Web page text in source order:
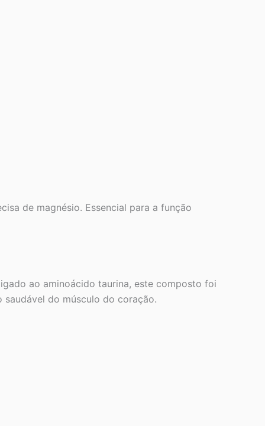
de magnésio. Essencial para a função
ao aminoácido taurina, este composto foi
do músculo do coração.